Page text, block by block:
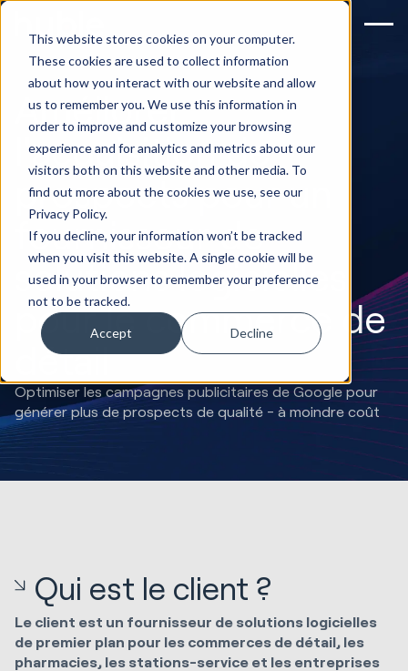
This website stores cookies on your computer.
These cookies are used to collect information
about how you interact with our website and allow
us to remember you. We use this information in
order to improve and customize your browsing
experience and for analytics and metrics about our
visitors both on this website and other media. To
find out more about the cookies we use, see our
Privacy Policy.
If you decline, your information won’t be tracked
when you visit this website. A single cookie will be
used in your browser to remember your preference
not to be tracked.
Accept Decline
Améliorer
l'acquisition de
prospects pour un
fournisseur de
solutions logicielles
pour le commerce de
détail
Optimiser les campagnes publicitaires de Google pour
générer plus de prospects de qualité - à moindre coût
Qui est le client ?
Le client est un fournisseur de solutions logicielles
de premier plan pour les commerces de détail, les
pharmacies, les stations-service et les entreprises